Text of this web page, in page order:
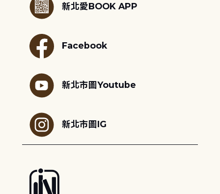
新北愛BOOK APP
Facebook
新北市圖Youtube
新北市圖IG